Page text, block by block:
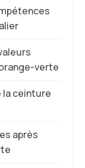
verte
la ceinture
après